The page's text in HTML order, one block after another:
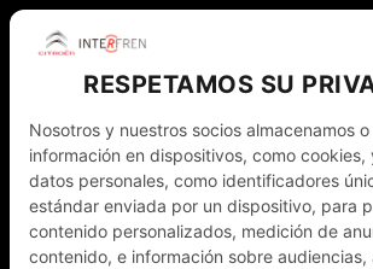
RESPETAMOS SU
Nosotros y nuestros socios almacenamos
información en dispositivos, como cookies,
datos personales, como identificadores
estándar enviada por un dispositivo, para
contenido personalizados, medición de
contenido, e información sobre audiencias,